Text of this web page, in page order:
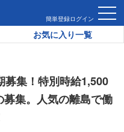
簡単登録ログイン
お気に入り一覧
旬の夏季短期募集！特別時
募集！特別時給1,500
集。人気の離島で働